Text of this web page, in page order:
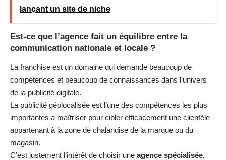
lançant un site de niche
Est-ce que l’agence fait un équilibre entre la
communication nationale et locale ?
La franchise est un domaine qui demande beaucoup de
compétences et beaucoup de connaissances dans l’univers
de la publicité digitale.
La publicité géolocalisée est l’une des compétences les plus
importantes à maîtriser pour cibler efficacement une clientèle
appartenant à la zone de chalandise de la marque ou du
magasin.
C’est justement l’intérêt de choisir une agence spécialisée.